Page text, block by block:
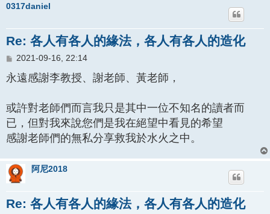
0317daniel
Re: 各人有各人的緣法，各人有各人的造化
文
2021-09-16, 22:14
永遠感謝李教授、謝老師、黃老師，
或許對老師們而言我只是其中一位不知名的讀者而
已，但對我來說您們是我在絕望中看見的希望
感謝老師們的無私分享救我於水火之中。
阿尼2018
Re: 各人有各人的緣法，各人有各人的造化